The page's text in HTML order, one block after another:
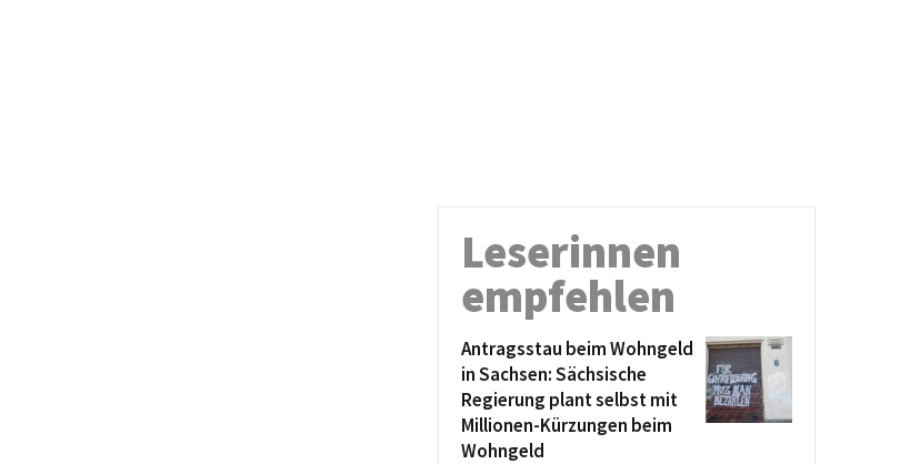
Leserinnen
empfehlen
Antragsstau beim Wohngeld
in Sachsen: Sächsische
Regierung plant selbst mit
Millionen-Kürzungen beim
Wohngeld